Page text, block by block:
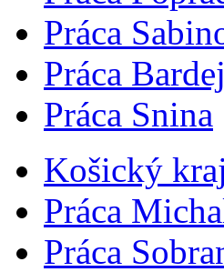
Práca
Práca
Práca Snina
Košický kraj
Práca
Práca